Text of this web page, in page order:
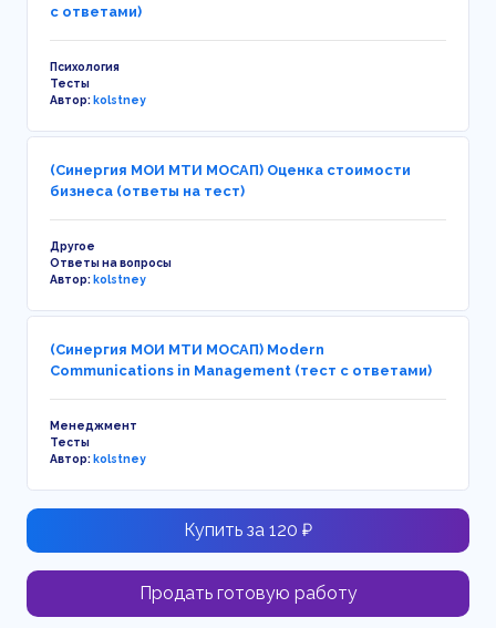
с ответами)
Психология
Тесты
Автор:kolstney
(Синергия МОИ МТИ МОСАП) Оценка стоимости
бизнеса (ответы на тест)
Другое
Ответы на вопросы
Автор:kolstney
(Синергия МОИ МТИ МОСАП) Modern
Communications in Management (тест с ответами)
Менеджмент
Тесты
Автор:kolstney
Купить за 120 ₽
Продать готовую работу